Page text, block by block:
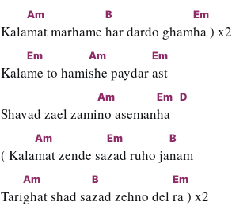
Kala
Am
mat marhame
B
har dardo gham
Em
ha ) x2
Kala
Em
me to hami
Am
she paydar
Em
ast
Shavad zael zami
Am
no aseman
Em
ha
D
( Kala
Am
mat zende sa
Em
zad ruho ja
B
nam
Tari
Am
ghat shad sa
B
zad zehno del
Em
ra ) x2